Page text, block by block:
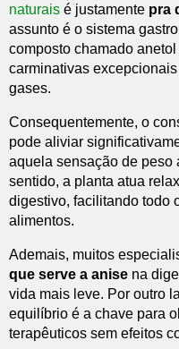
naturais é justamente pra
assunto é o sistema
composto chamado
carminativas
gases.
Consequentemente, o
pode aliviar
aquela sensação de peso
sentido, a planta atua
digestivo, facilitando todo
alimentos.
Ademais, muitos
que serve a anise na
vida mais leve. Por outro
equilíbrio é a chave para
terapêuticos sem efeitos